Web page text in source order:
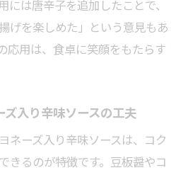
には唐辛子を追加したことで、
げを楽しめた」という意見もあ
応用は、食卓に笑顔をもたらす
ズ入り辛味ソースの工夫
ネーズ入り辛味ソースは、コク
きるのが特徴です。豆板醤やコ